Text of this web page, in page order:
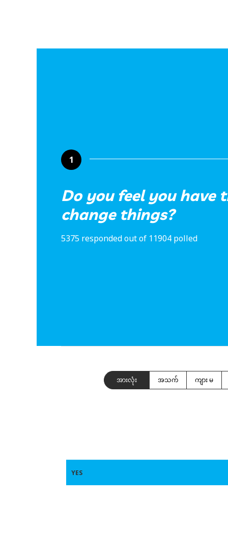
1
Do you feel you have
change things?
5375 responded out of 11904 polled
အားလုံး အသက် ကျား မ
YES